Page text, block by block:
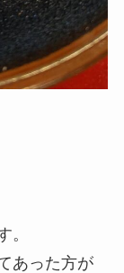
。
あった方が